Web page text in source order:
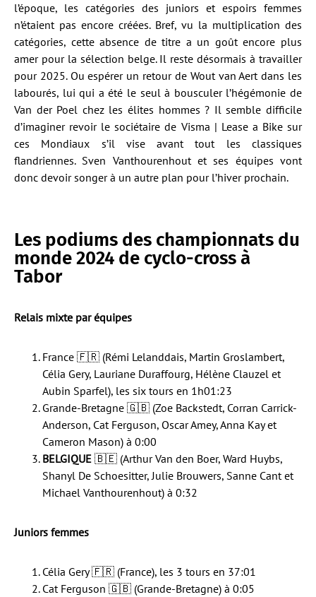
l’époque, les catégories des juniors et espoirs femmes
n’étaient pas encore créées. Bref, vu la multiplication des
catégories, cette absence de titre a un goût encore plus
amer pour la sélection belge. Il reste désormais à travailler
pour 2025. Ou espérer un retour de Wout van Aert dans les
labourés, lui qui a été le seul à bousculer l’hégémonie de
Van der Poel chez les élites hommes ? Il semble difficile
d’imaginer revoir le sociétaire de Visma | Lease a Bike sur
ces Mondiaux s’il vise avant tout les classiques
flandriennes. Sven Vanthourenhout et ses équipes vont
donc devoir songer à un autre plan pour l’hiver prochain.
Les podiums des championnats du
monde 2024 de cyclo-cross à
Tabor
Relais mixte par équipes
France 🇫🇷 (Rémi Lelanddais, Martin Groslambert,
Célia Gery, Lauriane Duraffourg, Hélène Clauzel et
Aubin Sparfel), les six tours en 1h01:23
Grande-Bretagne 🇬🇧 (Zoe Backstedt, Corran Carrick-
Anderson, Cat Ferguson, Oscar Amey, Anna Kay et
Cameron Mason) à 0:00
BELGIQUE 🇧🇪 (Arthur Van den Boer, Ward Huybs,
Shanyl De Schoesitter, Julie Brouwers, Sanne Cant et
Michael Vanthourenhout) à 0:32
Juniors femmes
Célia Gery 🇫🇷 (France), les 3 tours en 37:01
Cat Ferguson 🇬🇧 (Grande-Bretagne) à 0:05